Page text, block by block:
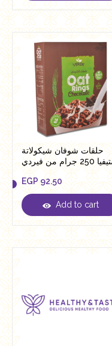
حلقات شوفان شيكولاتة
جرام من فيردي
EGP 92.50
EGP 92.50
Add to cart